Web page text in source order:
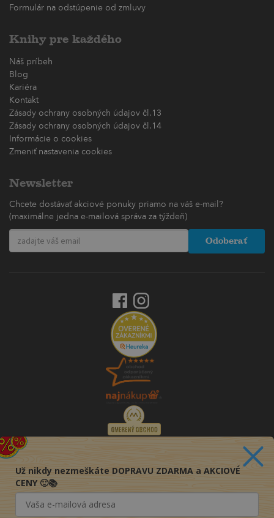
Formulár na odstúpenie od zmluvy
Knihy pre každého
Náš príbeh
Blog
Kariéra
Kontakt
Zásady ochrany osobných údajov čl.13
Zásady ochrany osobných údajov čl.14
Informácie o cookies
Zmeniť nastavenia cookies
Newsletter
Chcete dostávať akciové ponuky priamo na váš e-mail?
(maximálne jedna e-mailová správa za týždeň)
Odoberať
Už nikdy nezmeškáte DOPRAVU ZDARMA a AKCIOVÉ
CENY 🙂📚